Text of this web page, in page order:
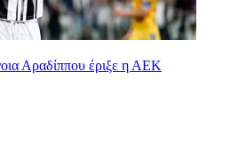
Αραδίππου έριξε η ΑΕΚ